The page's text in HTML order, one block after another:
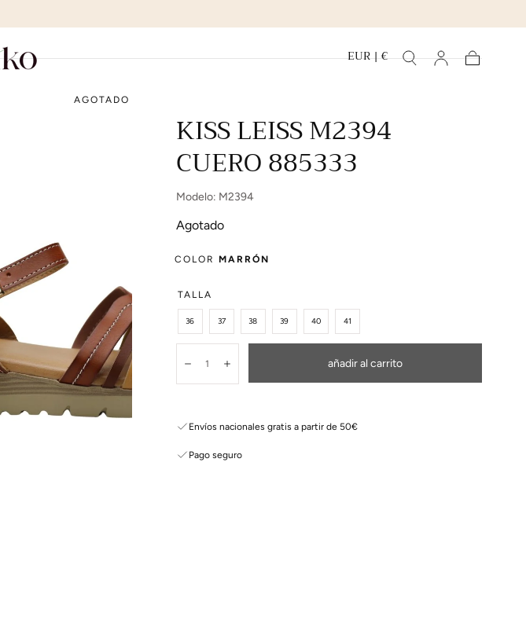
EUR | €
AGOTADO
KISS LEISS M2394
CUERO 885333
Modelo: M2394
Agotado
COLOR MARRÓN
TALLA
36 37 38 39 40 41
DisminuirAumentar añadir al carrito
Envíos nacionales gratis a partir de 50€
Pago seguro